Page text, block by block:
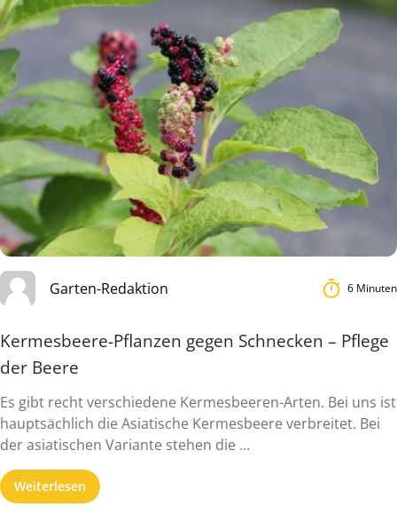
Garten-Redaktion 6 Minuten
Kermesbeere-Pflanzen gegen Schnecken – Pflege
der Beere
Es gibt recht verschiedene Kermesbeeren-Arten. Bei uns ist
hauptsächlich die Asiatische Kermesbeere verbreitet. Bei
der asiatischen Variante stehen die ...
Weiterlesen